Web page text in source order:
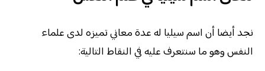
نجد أيضا أن اسم سيليا له عدة معاني تميزه لدى علماء
النفس وهو ما سنتعرف عليه في النقاط التالية: